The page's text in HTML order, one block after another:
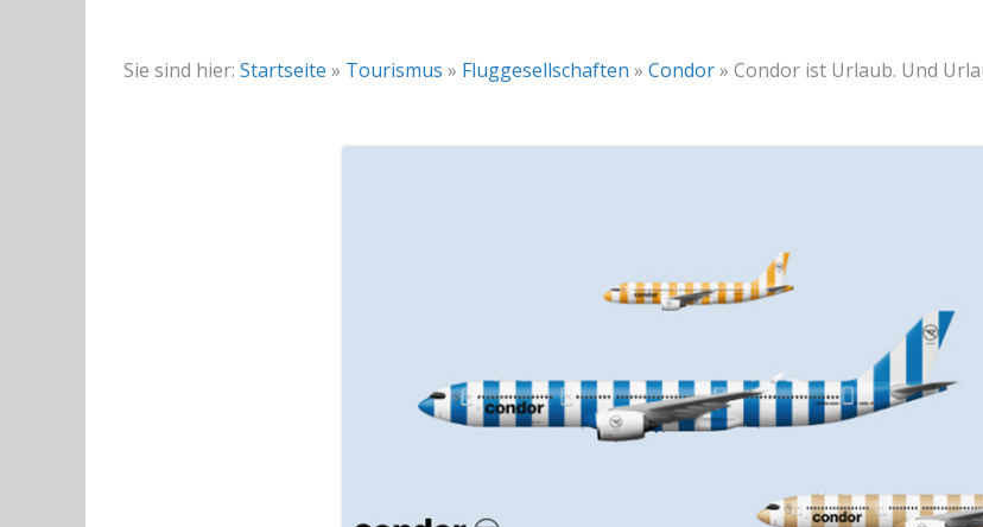
Sie sind hier: Startseite » Tourismus » Fluggesellschaften » Condor» Condor ist Urlaub. Und